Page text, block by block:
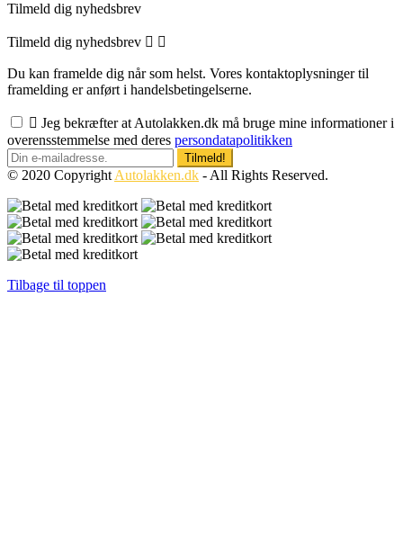
Tilmeld dig nyhedsbrev
Tilmeld dig nyhedsbrev  
Du kan framelde dig når som helst. Vores kontaktoplysninger til
framelding er anført i handelsbetingelserne.
 Jeg bekræfter at Autolakken.dk må bruge mine informationer i
overensstemmelse med deres persondatapolitikken
© 2020 Copyright Autolakken.dk - All Rights Reserved.
Tilbage til toppen